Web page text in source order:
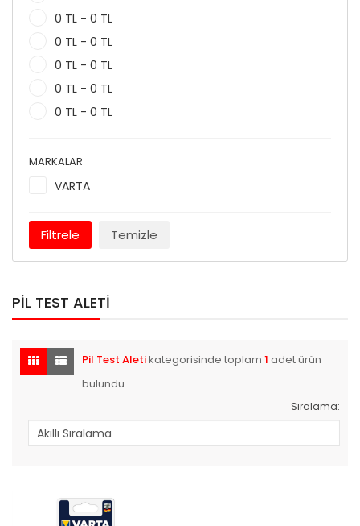
0 TL - 0 TL
0 TL - 0 TL
0 TL - 0 TL
0 TL - 0 TL
0 TL - 0 TL
MARKALAR
VARTA
Filtrele Temizle
PIL TEST ALETI
Pil Test Aletikategorisinde toplam 1 adet ürün
bulundu..
Sıralama: